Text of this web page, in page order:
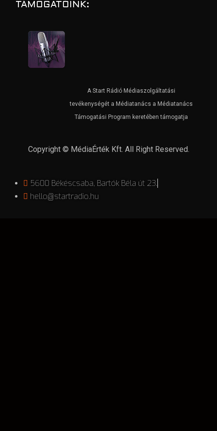
TÁMOGATÓINK:
A Start Rádió Médiaszolgáltatási
tevékenységét a Médiatanács a Médiatanács
Támogatási Program keretében támogatja
Copyright © MédiaÉrték Kft. All Right Reserved.
5600 Békéscsaba, Bartók Béla út 23.
hello@startradio.hu